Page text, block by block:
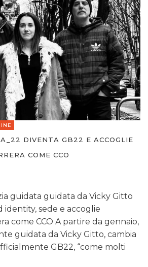
DIVENTA GB22 E ACCOGLIE
COME CCO
guidata guidata da Vicky Gitto
sede e accoglie
come CCO A partire da gennaio,
guidata da Vicky Gitto, cambia
GB22, “come molti